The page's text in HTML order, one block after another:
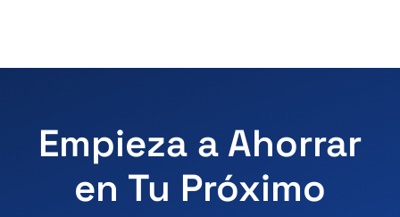
Empieza a Ahorrar
en Tu Próximo